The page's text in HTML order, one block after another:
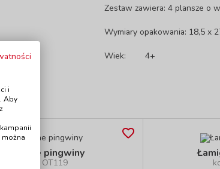
Zestaw zawiera: 4 plansze o
Wymiary opakowania: 18,5 x
Wiek: 4+
Głodne pingwiny
kod: OT119
i
Aby
można